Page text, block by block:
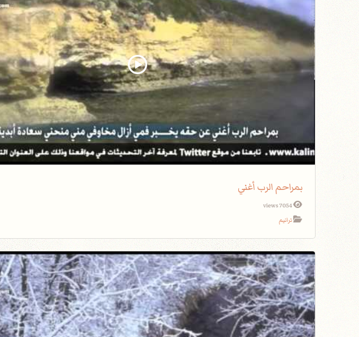
بمراحم الرب أغني
7054 views
ترانيم